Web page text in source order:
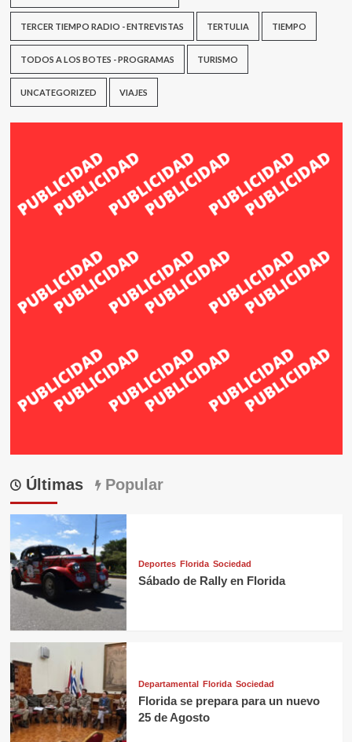
TERCER TIEMPO RADIO - ENTREVISTAS TERTULIA TIEMPO
TODOS A LOS BOTES - PROGRAMAS TURISMO
UNCATEGORIZED VIAJES
Últimas Popular
Deportes Florida Sociedad
Sábado de Rally en Florida
Departamental Florida Sociedad
Florida se prepara para un nuevo
25 de Agosto